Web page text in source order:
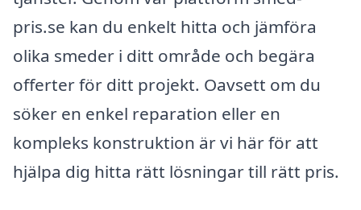
pris.se kan du enkelt hitta och jämföra
olika smeder i ditt område och begära
offerter för ditt projekt. Oavsett om du
söker en enkel reparation eller en
kompleks konstruktion är vi här för att
hjälpa dig hitta rätt lösningar till rätt pris.